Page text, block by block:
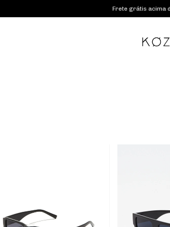
Frete grátis acima de R$185,00